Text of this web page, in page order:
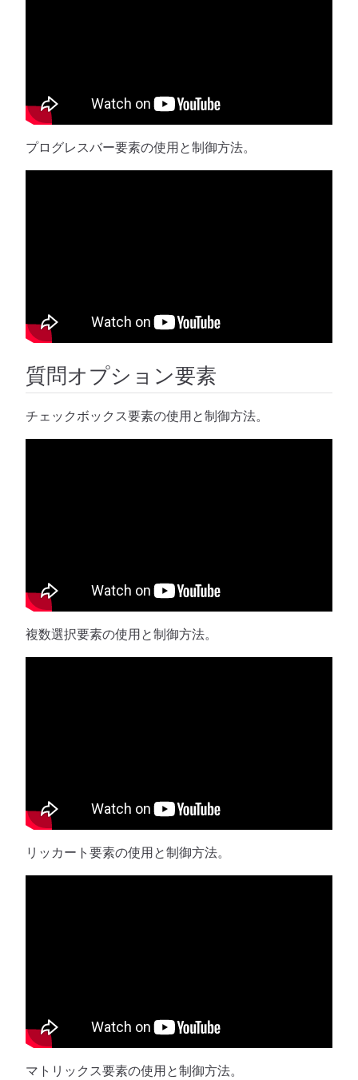
プログレスバー要素の使用と制御方法。
質問オプション要素
チェックボックス要素の使用と制御方法。
複数選択要素の使用と制御方法。
リッカート要素の使用と制御方法。
マトリックス要素の使用と制御方法。